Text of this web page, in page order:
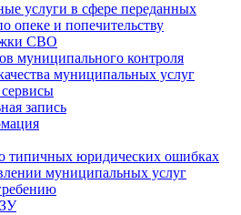
услуги в сфере переданных
опеке и попечительству
СВО
муниципального контроля
муниципальных услуг
запись
типичных юридических ошибках
муниципальных услуг